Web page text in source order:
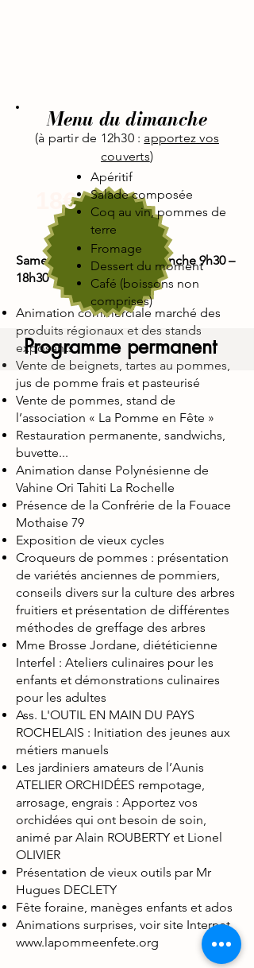
Samedi 13h30 – 19h / Dimanche 9h30 –
18h30
Animation commerciale marché des
produits régionaux et des stands
exposants
Vente de beignets, tartes au pommes,
jus de pomme frais et pasteurisé
Vente de pommes, stand de
l’association « La Pomme en Fête »
Restauration permanente, sandwichs,
buvette...
Animation danse Polynésienne de
Vahine Ori Tahiti La Rochelle
Présence de la Confrérie de la Fouace
Mothaise 79
Exposition de vieux cycles
Croqueurs de pommes : présentation
de variétés anciennes de pommiers,
conseils divers sur la culture des arbres
fruitiers et présentation de différentes
méthodes de greffage des arbres
Mme Brosse Jordane, diététicienne
Interfel : Ateliers culinaires pour les
enfants et démonstrations culinaires
pour les adultes
Ass. L'OUTIL EN MAIN DU PAYS
ROCHELAIS : Initiation des jeunes aux
métiers manuels
Les jardiniers amateurs de l’Aunis
ATELIER ORCHIDÉES rempotage,
arrosage, engrais : Apportez vos
orchidées qui ont besoin de soin,
animé par Alain ROUBERTY et Lionel
OLIVIER
Présentation de vieux outils par Mr
Hugues DECLETY
Fête foraine, manèges enfants et ados
Animations surprises, voir site Internet
www.lapommeenfete.org
Menu du dimanche
(à partir de 12h30 : apportez vos
couverts)
18€
Fromage
Dessert du moment
Café (boissons non
comprises)
Apéritif
Salade composée
Coq au vin, pommes de
terre
Programme permanent